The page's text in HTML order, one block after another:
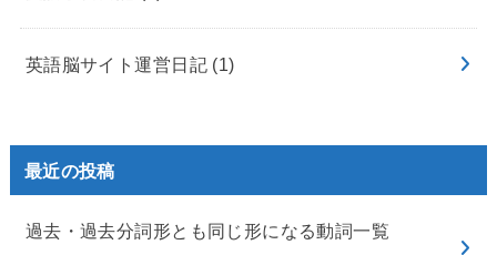
英語脳サイト運営日記 (1)
最近の投稿
過去・過去分詞形とも同じ形になる動詞一覧